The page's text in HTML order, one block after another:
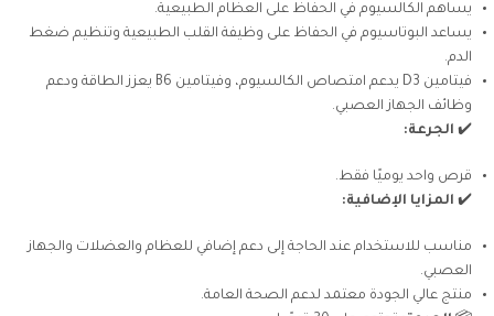
يساهم الكالسيوم في الحفاظ على العظام الطبيعية.
يساعد البوتاسيوم في الحفاظ على وظيفة القلب الطبيعية وتنظيم ضغط
الدم.
فيتامين D3 يدعم امتصاص الكالسيوم، وفيتامين B6 يعزز الطاقة ودعم
وظائف الجهاز العصبي.
✔️ الجرعة:
قرص واحد يوميًا فقط.
✔️ المزايا الإضافية:
مناسب للاستخدام عند الحاجة إلى دعم إضافي للعظام والعضلات والجهاز
العصبي.
منتج عالي الجودة معتمد لدعم الصحة العامة.